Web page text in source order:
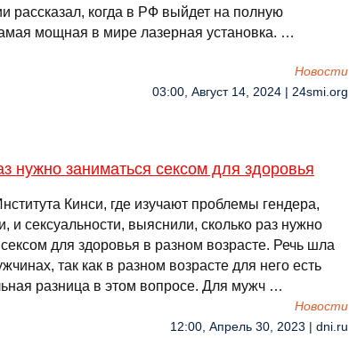
рассказал, когда в РФ выйдет на полную
мощная в мире лазерная установка. …
Новости
03:00, Август 14, 2024 | 24smi.org
нужно заниматься сексом для здоровья
Кинси, где изучают проблемы гендера,
и сексуальности, выяснили, сколько раз нужно
для здоровья в разном возрасте. Речь шла
так как в разном возрасте для него есть
разница в этом вопросе. Для мужч …
Новости
12:00, Апрель 30, 2023 | dni.ru